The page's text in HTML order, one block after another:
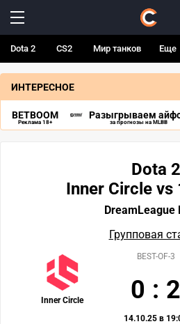
Dota 2 CS2 Мир танков Еще
ИНТЕРЕСНОЕ
BETBOOM
Реклама 18+
Разыгрываем
за прогнозы на MLBB
Dota 2
Inner Circle vs
DreamLeague
Групповая
Inner Circle
BEST-OF-3
0 : 2
14.10.25 в